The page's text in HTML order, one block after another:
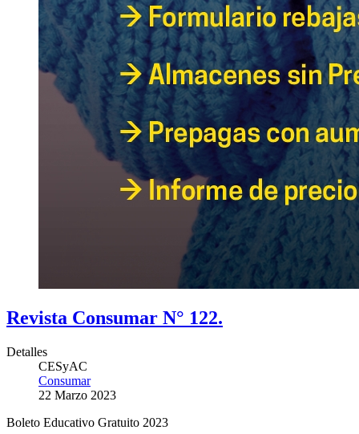
Revista Consumar N° 122.
Detalles
CESyAC
Consumar
22 Marzo 2023
Boleto Educativo Gratuito 2023